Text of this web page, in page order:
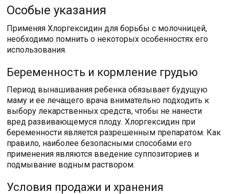
Особые указания
Применяя Хлоргексидин для борьбы с молочницей,
необходимо помнить о некоторых особенностях его
использования.
Беременность и кормление грудью
Период вынашивания ребенка обязывает будущую
маму и ее лечащего врача внимательно подходить к
выбору лекарственных средств, чтобы не нанести
вред развивающемуся плоду. Хлоргексидин при
беременности является разрешенным препаратом. Как
правило, наиболее безопасными способами его
применения являются введение суппозиториев и
подмывание водным раствором.
Условия продажи и хранения